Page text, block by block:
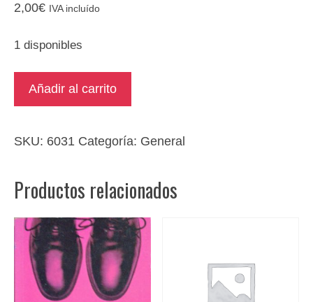
2,00€ IVA incluído
1 disponibles
mis
cantidad
Añadir al carrito
SKU: 6031 Categoría: General
Productos relacionados